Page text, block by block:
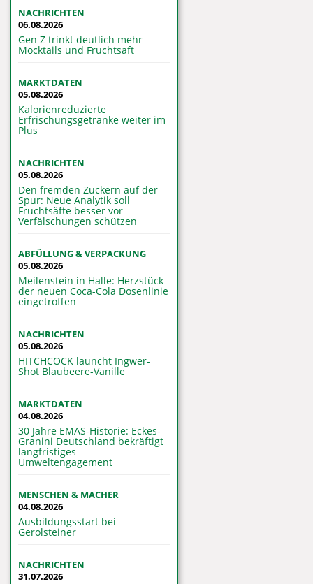
NACHRICHTEN
06.08.2026
Gen Z trinkt deutlich mehr
Mocktails und Fruchtsaft
MARKTDATEN
05.08.2026
Kalorienreduzierte
Erfrischungsgetränke weiter im
Plus
NACHRICHTEN
05.08.2026
Den fremden Zuckern auf der
Spur: Neue Analytik soll
Fruchtsäfte besser vor
Verfälschungen schützen
ABFÜLLUNG & VERPACKUNG
05.08.2026
Meilenstein in Halle: Herzstück
der neuen Coca-Cola Dosenlinie
eingetroffen
NACHRICHTEN
05.08.2026
HITCHCOCK launcht Ingwer-
Shot Blaubeere-Vanille
MARKTDATEN
04.08.2026
30 Jahre EMAS-Historie: Eckes-
Granini Deutschland bekräftigt
langfristiges
Umweltengagement
MENSCHEN & MACHER
04.08.2026
Ausbildungsstart bei
Gerolsteiner
NACHRICHTEN
31.07.2026